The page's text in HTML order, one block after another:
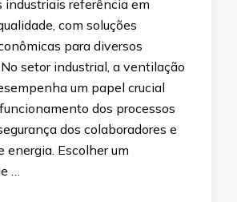
industriais referência em
com soluções
para diversos
setor industrial, a ventilação
um papel crucial
dos processos
dos colaboradores e
energia. Escolher um
…